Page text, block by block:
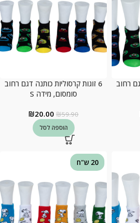
רחוב
6 זוגות קרסוליות כותנה דגם רחוב
סומסום, מידה S
₪59.90
₪20.00
הוספה לסל
20 ש"ח